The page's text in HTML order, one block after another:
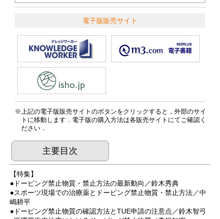
電子版販売サイト
上記の電子版販売サイトのボタンをクリックすると，外部のサイ
トに移動します．電子版の購入方法は各販売サイトにてご確認く
ださい．
主要目次
【特集】
●ドーピング禁止物質・禁止方法の最新動向／鈴木秀典
●スポーツ現場での治療薬とドーピング禁止物質・禁止方法／中
嶋耕平
●ドーピング禁止物質の確認方法とTUE申請の注意点／鈴木智弓